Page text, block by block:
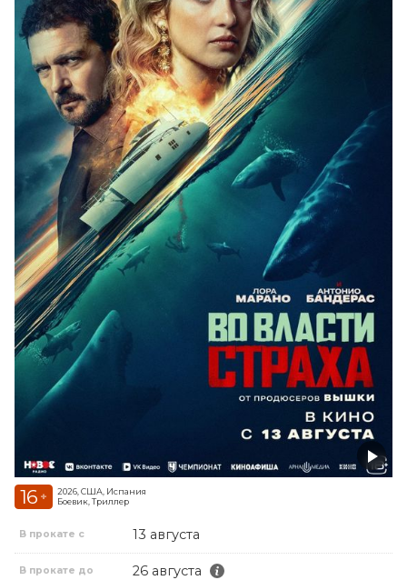
16 +
2026, США, Испания
Боевик, Триллер
В прокате с 13 августа
В прокате до 26 августа